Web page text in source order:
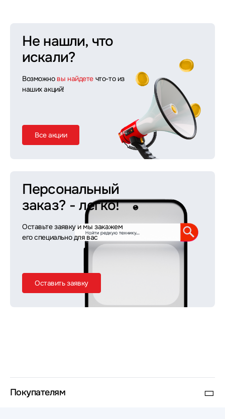
Не нашли, что
искали?
Возможно вы найдете что-то из
наших акций!
Все акции
Персональный
заказ? - легко!
Оставьте заявку и мы закажем
его специально для вас
Оставить заявку
Покупателям